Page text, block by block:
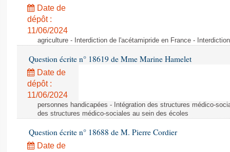
Date de
dépôt :
11/06/2024
agriculture - Interdiction de l'acétamipride en France -
Question écrite n° 18619 de Mme Marine Hamelet
Date de
dépôt :
11/06/2024
personnes handicapées - Intégration des structures médico-
des structures médico-sociales au sein des écoles
Question écrite n° 18688 de M. Pierre Cordier
Date de